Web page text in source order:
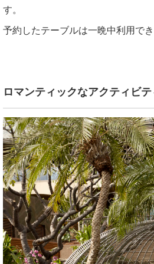
す。
予約したテーブルは一晩中利用でき
ロマンティックなアクティビ